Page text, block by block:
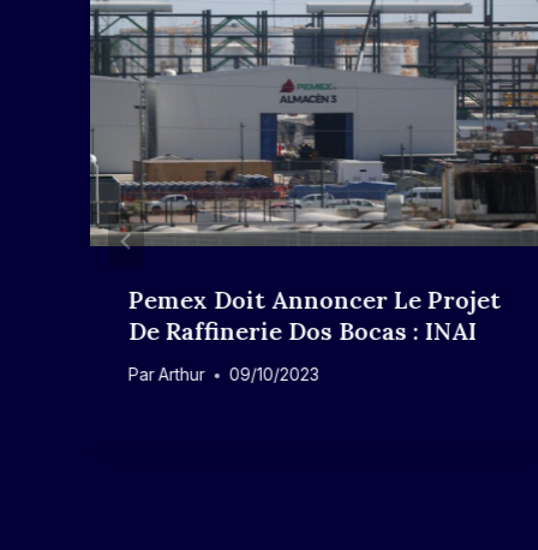
Pemex Doit Annoncer Le Projet
De Raffinerie Dos Bocas : INAI
ParArthur 09/10/2023